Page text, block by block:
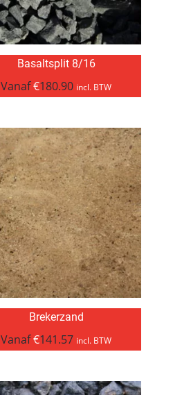
Basaltsplit 8/16
Vanaf€180.90 incl. BTW
Brekerzand
Vanaf€141.57 incl. BTW